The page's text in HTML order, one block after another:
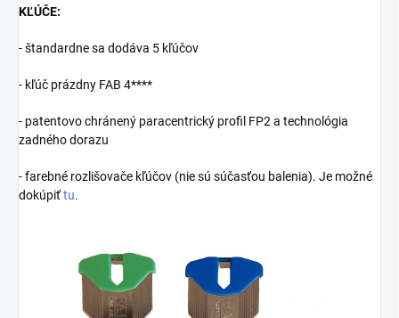
KĽÚČE:
- štandardne sa dodáva 5 kľúčov
- kľúč prázdny FAB 4****
- patentovo chránený paracentrický profil FP2 a technológia
zadného dorazu
- farebné rozlišovače kľúčov (nie sú súčasťou balenia). Je možné
dokúpiťtu.